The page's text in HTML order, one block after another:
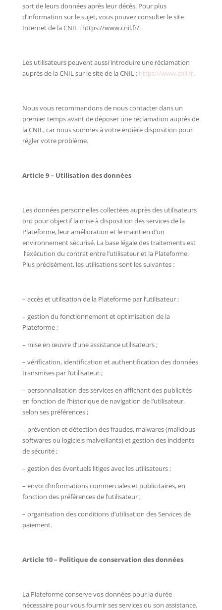
sort de leurs données après leur décès. Pour plus
d’information sur le sujet, vous pouvez consulter le site
Internet de la CNIL : https://www.cnil.fr/.
Les utilisateurs peuvent aussi introduire une réclamation
auprès de la CNIL sur le site de la CNIL : https://www.cnil.fr.
Nous vous recommandons de nous contacter dans un
premier temps avant de déposer une réclamation auprès de
la CNIL, car nous sommes à votre entière disposition pour
régler votre problème.
Article 9 – Utilisation des données
Les données personnelles collectées auprès des utilisateurs
ont pour objectif la mise à disposition des services de la
Plateforme, leur amélioration et le maintien d’un
environnement sécurisé. La base légale des traitements est
l’exécution du contrat entre l’utilisateur et la Plateforme.
Plus précisément, les utilisations sont les suivantes :
– accès et utilisation de la Plateforme par l’utilisateur ;
– gestion du fonctionnement et optimisation de la
Plateforme ;
– mise en œuvre d’une assistance utilisateurs ;
– vérification, identification et authentification des données
transmises par l’utilisateur ;
– personnalisation des services en affichant des publicités
en fonction de l’historique de navigation de l’utilisateur,
selon ses préférences ;
– prévention et détection des fraudes, malwares (malicious
softwares ou logiciels malveillants) et gestion des incidents
de sécurité ;
– gestion des éventuels litiges avec les utilisateurs ;
– envoi d’informations commerciales et publicitaires, en
fonction des préférences de l’utilisateur ;
– organisation des conditions d’utilisation des Services de
paiement.
Article 10 – Politique de conservation des données
La Plateforme conserve vos données pour la durée
nécessaire pour vous fournir ses services ou son assistance.